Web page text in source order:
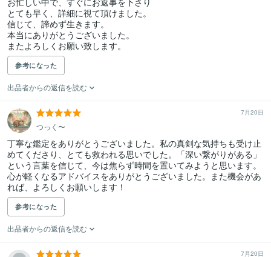
とても早く、詳細に視て頂けました。
信じて、諦めず生きます。
本当にありがとうございました。
またよろしくお願い致します。
参考になった
出品者からの返信を読む
7月20日
つっく〜
丁寧な鑑定をありがとうございました。私の真剣な気持ちも受け止
めてくださり、とても救われる思いでした。「深い繋がりがある」
という言葉を信じて、今は焦らず時間を置いてみようと思います。
心が軽くなるアドバイスをありがとうございました。また機会があ
れば、よろしくお願いします！
参考になった
出品者からの返信を読む
7月20日